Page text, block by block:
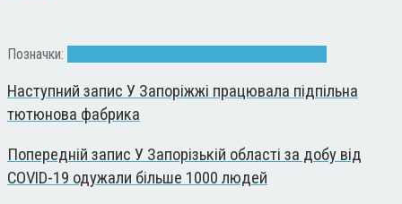
Позначки:
Наступний запис У Запоріжжі працювала підпільна
тютюнова фабрика
Попередній запис У Запорізькій області за добу від
COVID-19 одужали більше 1000 людей